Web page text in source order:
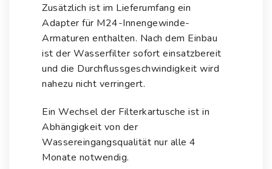
Zusätzlich ist im Lieferumfang ein
Adapter für M24-Innengewinde-
Armaturen enthalten. Nach dem Einbau
ist der Wasserfilter sofort einsatzbereit
und die Durchflussgeschwindigkeit wird
nahezu nicht verringert.
Ein Wechsel der Filterkartusche ist in
Abhängigkeit von der
Wassereingangsqualität nur alle 4
Monate notwendig.